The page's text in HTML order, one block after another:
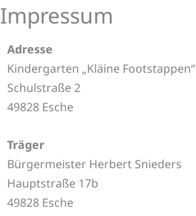
Impressum
Adresse
Kindergarten „Kläine Footstappen“
Schulstraße 2
49828 Esche
Träger
Bürgermeister Herbert Snieders
Hauptstraße 17b
49828 Esche